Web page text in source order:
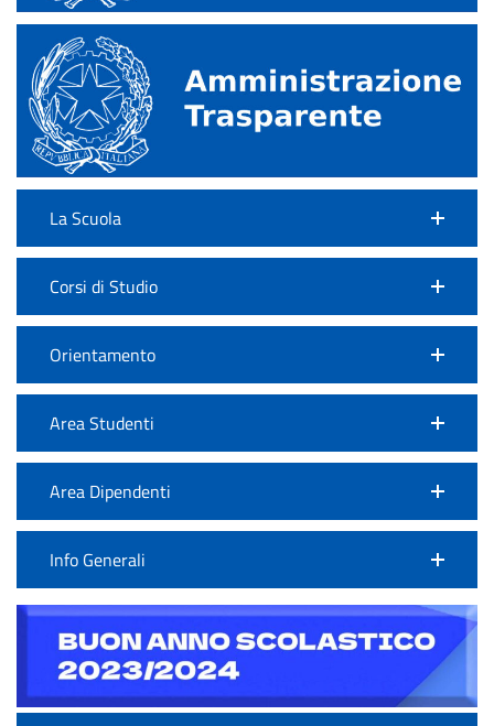
La Scuola
Corsi di Studio
Orientamento
Area Studenti
Area Dipendenti
Info Generali